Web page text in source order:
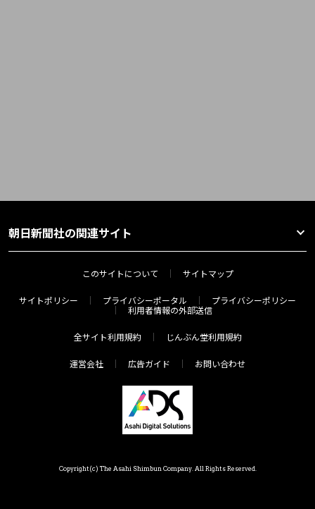
朝日新聞社の関連サイト
このサイトについて サイトマップ
サイトポリシー プライバシーポータル
プライバシーポリシー
利用者情報の外部送信
全サイト利用規約 じんぶん堂利用規約
運営会社 広告ガイド お問い合わせ
Copyright(c) The Asahi Shimbun Company. All Rights Reserved.